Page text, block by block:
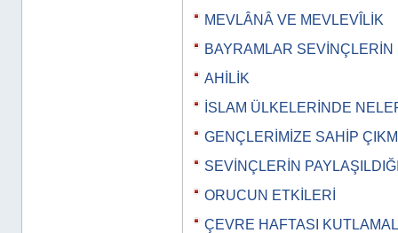
MEVLÂNÂ VE MEVLEVÎLİK
BAYRAMLAR
AHİLİK
İSLAM ÜLKELERİNDE
GENÇLERİMİZE SAHİP
SEVİNÇLERİN
ORUCUN ETKİLERİ
ÇEVRE HAFTASI